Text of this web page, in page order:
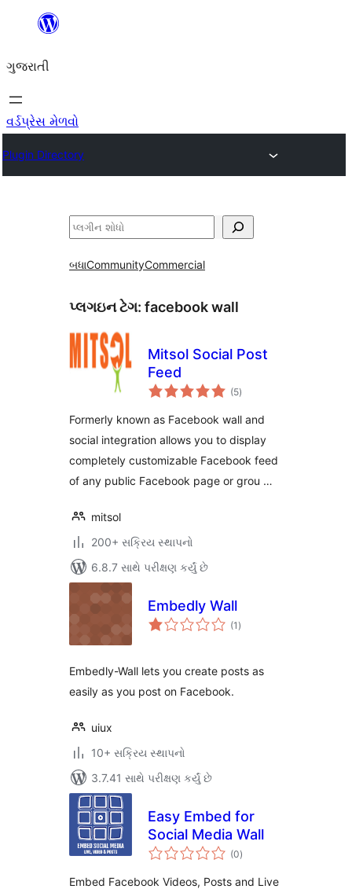
કંટેન્ટ(લખાણ)
જાઓ
ગુજરાતી
વર્ડપ્રેસ મેળવો
Plugin Directory
શોધો
બધાCommunityCommercial
પ્લગઇન ટેગ: facebook wall
Mitsol Social Post
Feed
(5કુલ
રેટિંગ્સ
)
Formerly known as Facebook wall and
social integration allows you to display
completely customizable Facebook feed
of any public Facebook page or grou …
mitsol
200+ સક્રિય સ્થાપનો
6.8.7 સાથે પરીક્ષણ કર્યું છે
Embedly Wall
(1 કુલ
રેટિંગ્સ
)
Embedly-Wall lets you create posts as
easily as you post on Facebook.
uiux
10+ સક્રિય સ્થાપનો
3.7.41 સાથે પરીક્ષણ કર્યું છે
Easy Embed for
Social Media Wall
(0કુલ
રેટિંગ્સ
)
Embed Facebook Videos, Posts and Live